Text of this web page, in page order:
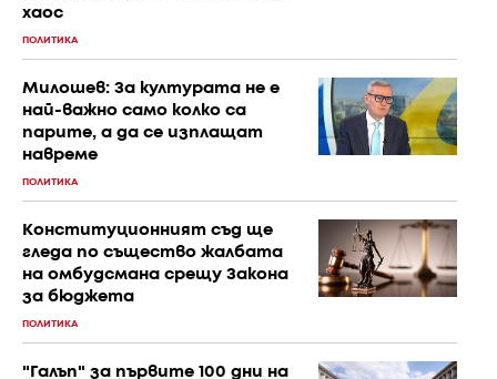
хаос
ПОЛИТИКА
Милошев: За културата не е
най-важно само колко са
парите, а да се изплащат
навреме
ПОЛИТИКА
Конституционният съд ще
гледа по същество жалбата
на омбудсмана срещу Закона
за бюджета
ПОЛИТИКА
"Галъп" за първите 100 дни на